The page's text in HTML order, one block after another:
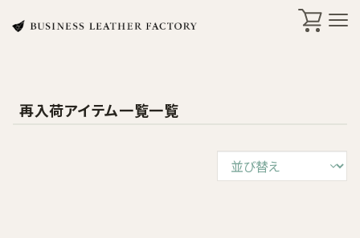
再入荷アイテム一覧一覧